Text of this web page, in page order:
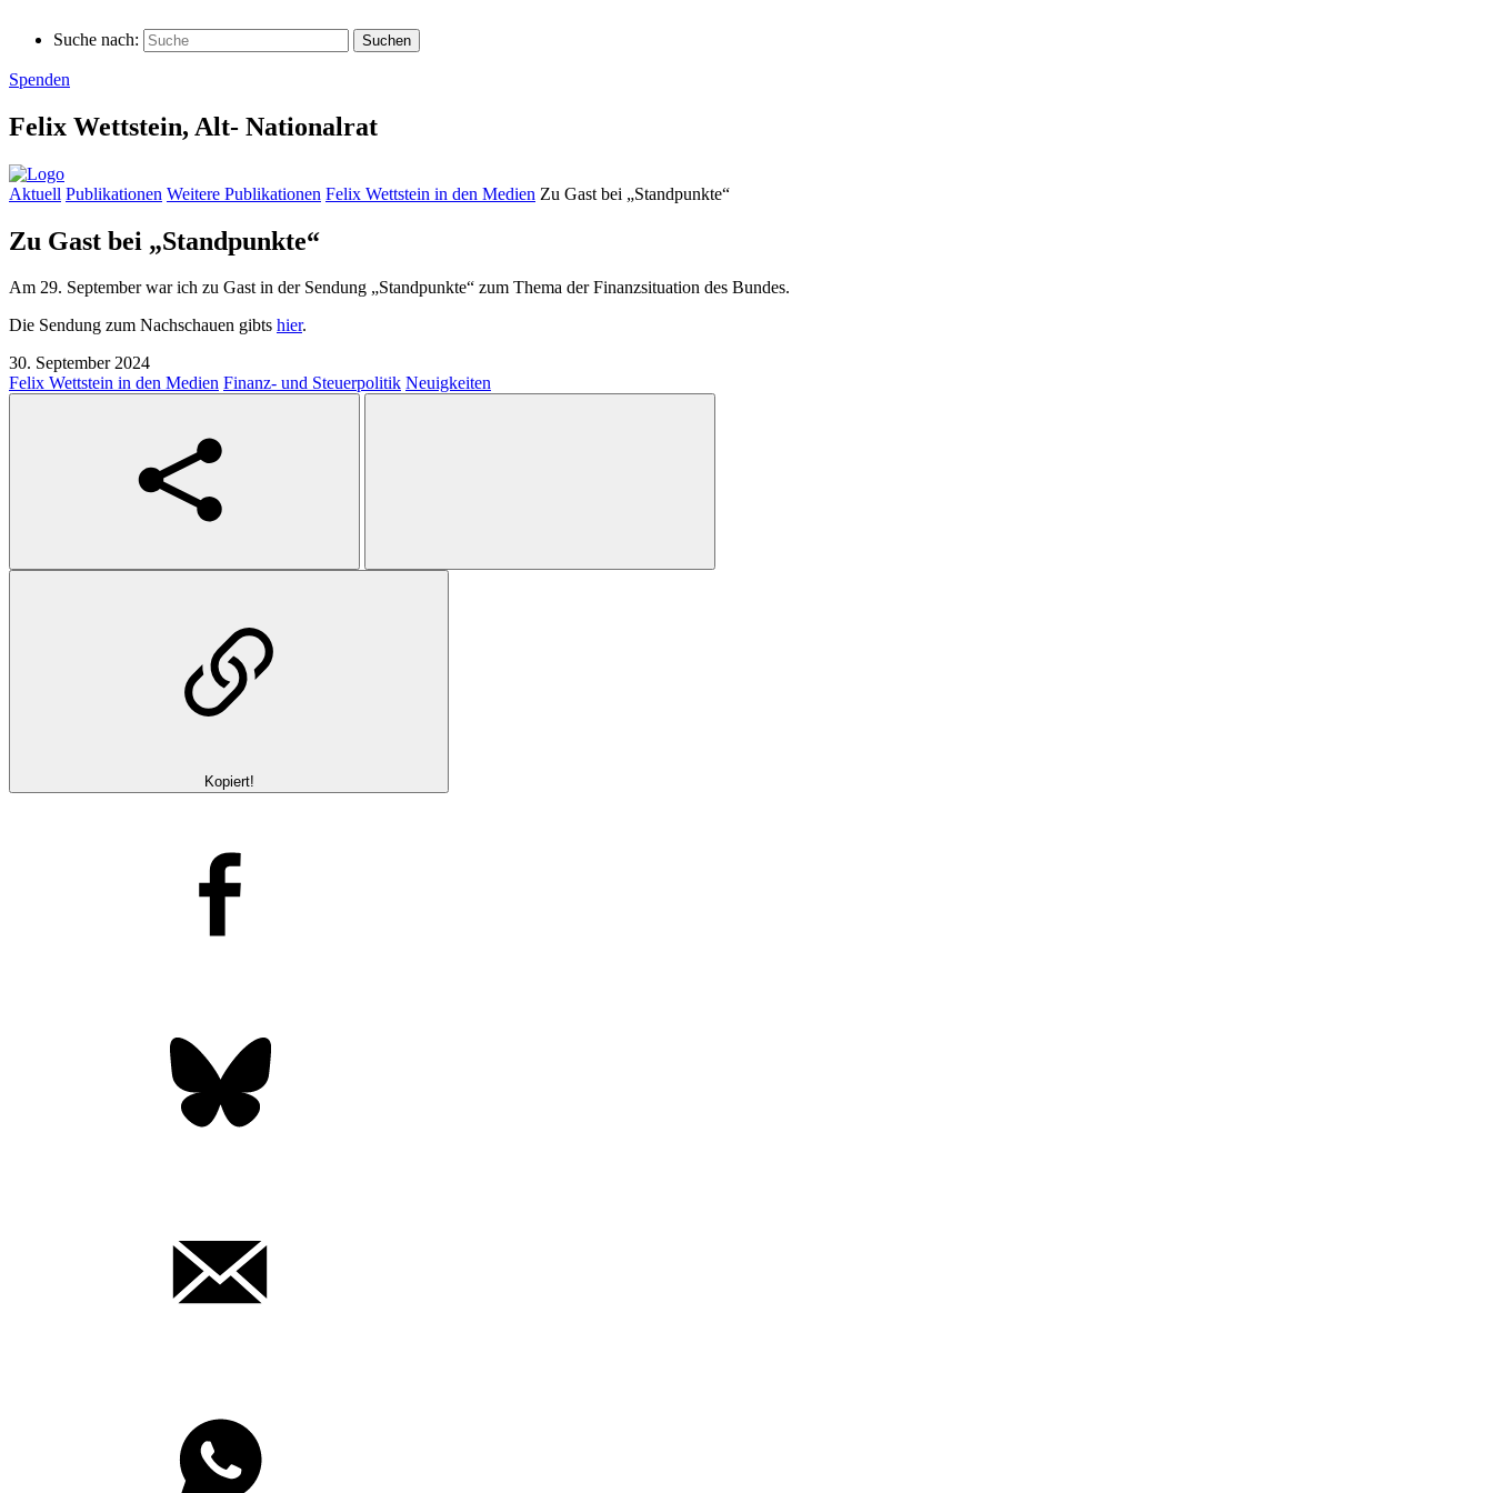
Suche nach:
Spenden
Felix Wettstein, Alt- Nationalrat
Aktuell Publikationen Weitere Publikationen Felix Wettstein in den Medien Zu Gast bei „Standpunkte“
Zu Gast bei „Standpunkte“
Am 29. September war ich zu Gast in der Sendung „Standpunkte“ zum Thema der Finanzsituation des Bundes.
Die Sendung zum Nachschauen gibts hier.
30. September 2024
Felix Wettstein in den Medien Finanz- und Steuerpolitik Neuigkeiten
Kopiert!